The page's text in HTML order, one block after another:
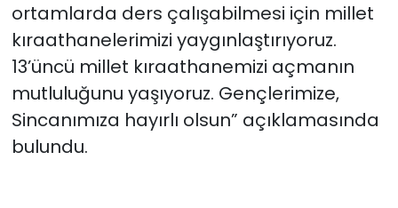
ortamlarda ders çalışabilmesi için millet
kıraathanelerimizi yaygınlaştırıyoruz.
13’üncü millet kıraathanemizi açmanın
mutluluğunu yaşıyoruz. Gençlerimize,
Sincanımıza hayırlı olsun” açıklamasında
bulundu.